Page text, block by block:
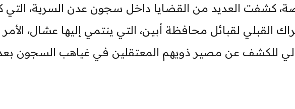
كشفت العديد من القضايا داخل سجون عدن السرية، التي
القبلي لقبائل محافظة أبين، التي ينتمي إليها عشال،
للكشف عن مصير ذويهم المعتقلين في غياهب السجون